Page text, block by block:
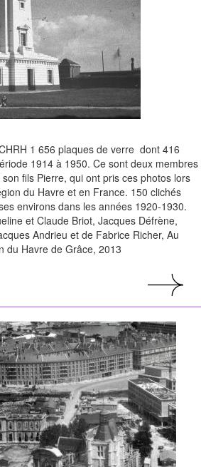
1 656 plaques de verre dont 416
1914 à 1950. Ce sont deux membres
fils Pierre, qui ont pris ces photos lors
du Havre et en France. 150 clichés
environs dans les années 1920-1930.
et Claude Briot, Jacques Défrène,
Andrieu et de Fabrice Richer, Au
du Havre de Grâce, 2013